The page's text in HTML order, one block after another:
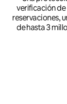
verificación de
reservaciones,
de hasta 3